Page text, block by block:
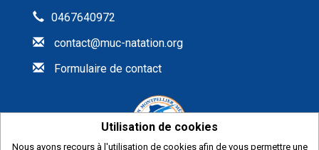
0467640972
contact@muc-natation.org
Formulaire de contact
Utilisation de cookies
Nous avons recours à l'utilisation de cookies afin de vous permettre une